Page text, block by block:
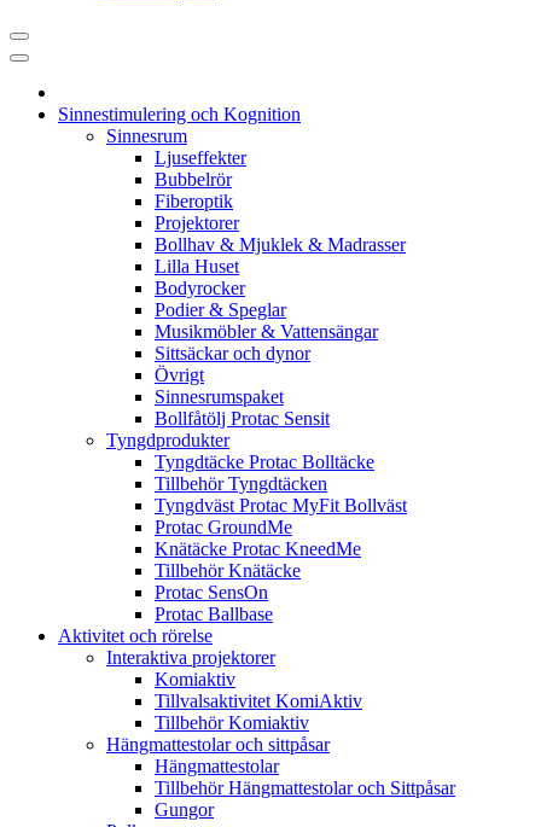
Sinnestimulering och Kognition
Sinnesrum
Ljuseffekter
Bubbelrör
Fiberoptik
Projektorer
Bollhav & Mjuklek & Madrasser
Lilla Huset
Bodyrocker
Podier & Speglar
Musikmöbler & Vattensängar
Sittsäckar och dynor
Övrigt
Sinnesrumspaket
Bollfåtölj Protac Sensit
Tyngdprodukter
Tyngdtäcke Protac Bolltäcke
Tillbehör Tyngdtäcken
Tyngdväst Protac MyFit Bollväst
Protac GroundMe
Knätäcke Protac KneedMe
Tillbehör Knätäcke
Protac SensOn
Protac Ballbase
Aktivitet och rörelse
Interaktiva projektorer
Komiaktiv
Tillvalsaktivitet KomiAktiv
Tillbehör Komiaktiv
Hängmattestolar och sittpåsar
Hängmattestolar
Tillbehör Hängmattestolar och Sittpåsar
Gungor